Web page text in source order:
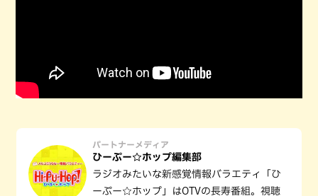
パートナーメディア
ひーぷー☆ホップ編集部
ラジオみたいな新感覚情報バラエティ「ひ
ーぷー☆ホップ」はOTVの長寿番組。視聴